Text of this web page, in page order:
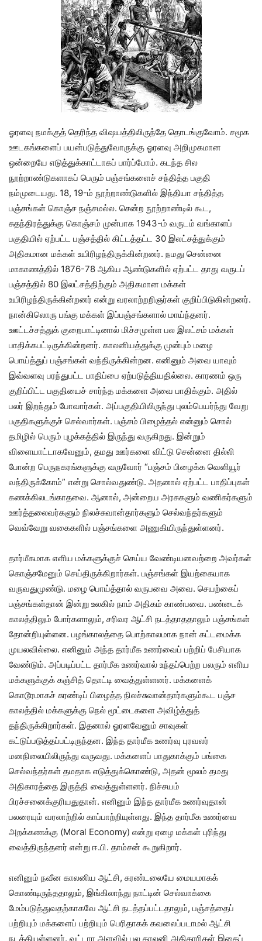
ஓரளவு நமக்குத் தெரிந்த விஷயத்திலிருந்தே தொடங்குவோம். சமூக
ஊடகங்களைப் பயன்படுத்துவோருக்கு ஓரளவு அறிமுகமான
ஒன்றையே எடுத்துக்காட்டாகப் பார்ப்போம். கடந்த சில
நூற்றாண்டுகளாகப் பெரும் பஞ்சங்களைச் சந்தித்த பகுதி
நம்முடையது. 18, 19-ம் நூற்றாண்டுகளில் இந்தியா சந்தித்த
பஞ்சங்கள் கொஞ்ச நஞ்சமல்ல. சென்ற நூற்றாண்டில் கூட,
சுதந்திரத்துக்கு கொஞ்சம் முன்பாக 1943-ம் வருடம் வங்காளப்
பகுதியில் ஏற்பட்ட பஞ்சத்தில் கிட்டத்தட்ட 30 இலட்சத்துக்கும்
அதிகமான மக்கள் உயிரிழந்திருக்கின்றனர். நமது சென்னை
மாகாணத்தில் 1876-78 ஆகிய ஆண்டுகளில் ஏற்பட்ட தாது வருடப்
பஞ்சத்தில் 80 இலட்சத்திற்கும் அதிகமான மக்கள்
உயிரிழந்திருக்கின்றனர் என்று வரலாற்றறிஞர்கள் குறிப்பிடுகின்றனர்.
நான்கிலொரு பங்கு மக்கள் இப்பஞ்சங்களால் மாய்ந்தனர்.
ஊட்டச்சத்துக் குறைபாட்டினால் மிச்சமுள்ள பல இலட்சம் மக்கள்
பாதிக்கபட்டிருக்கின்றனர். காலனியத்துக்கு முன்பும் மழை
பொய்த்துப் பஞ்சங்கள் வந்திருக்கின்றன. எனினும் அவை யாவும்
இவ்வளவு பரந்துபட்ட பாதிப்பை ஏற்படுத்தியதில்லை. காரணம் ஒரு
குறிப்பிட்ட பகுதியைச் சார்ந்த மக்களை அவை பாதிக்கும். அதில்
பலர் இறந்தும் போவார்கள். அப்பகுதியிலிருந்து புலம்பெயர்ந்து வேறு
பகுதிகளுக்குச் செல்வார்கள். பஞ்சம் பிழைத்தல் என்னும் சொல்
தமிழில் பெரும் புழக்கத்தில் இருந்து வருகிறது. இன்றும்
விளையாட்டாகவேனும், தமது ஊர்களை விட்டு சென்னை தில்லி
போன்ற பெருநகரங்களுக்கு வருவோர் “பஞ்சம் பிழைக்க வெளியூர்
வந்திருக்கோம்” என்று சொல்வதுண்டு. அதனால் ஏற்பட்ட பாதிப்புகள்
கணக்கிலடங்காதவை. ஆனால், அன்றைய அரசுகளும் வணிகர்களும்
ஊர்த்தலைவர்களும் நிலச்சுவான்தார்களும் செல்வந்தர்களும்
வெவ்வேறு வகைகளில் பஞ்சங்களை அணுகியிருந்துள்ளனர்.
தார்மீகமாக எளிய மக்களுக்குச் செய்ய வேண்டியனவற்றை அவர்கள்
கொஞ்சமேனும் செய்திருக்கிறார்கள். பஞ்சங்கள் இயற்கையாக
வருவதுமுண்டு. மழை பொய்த்தால் வருபவை அவை. செயற்கைப்
பஞ்சங்கள்தான் இன்று உலகில் நாம் அதிகம் காண்பவை. பண்டைக்
காலத்திலும் போர்களாலும், சரிவர ஆட்சி நடத்தாததாலும் பஞ்சங்கள்
தோன்றியுள்ளன. பழங்காலத்தை பொற்காலமாக நான் கட்டமைக்க
முயலவில்லை. எனினும் அந்த தார்மீக உணர்வைப் பற்றிப் பேசியாக
வேண்டும். அப்படிப்பட்ட தார்மீக உணர்வால் உந்தப்பெற்ற பலரும் எளிய
மக்களுக்குக் கஞ்சித் தொட்டி வைத்துள்ளனர். மக்களைக்
கொடூரமாகச் சுரண்டிப் பிழைத்த நிலச்சுவான்தார்களும்கூட பஞ்ச
காலத்தில் மக்களுக்கு நெல் மூட்டைகளை அவிழ்த்துத்
தந்திருக்கிறார்கள். இதனால் ஓரளவேனும் சாவுகள்
கட்டுப்படுத்தப்பட்டிருந்தன. இந்த தார்மீக உணர்வு புரவலர்
மனநிலையிலிருந்து வருவது. மக்களைப் பாதுகாக்கும் பங்கை
செல்வந்தர்கள் தமதாக எடுத்துக்கொண்டு, அதன் மூலம் தமது
அதிகாரத்தை இருத்தி வைத்துள்ளனர். நிச்சயம்
பிரச்சனைக்குரியதுதான். எனினும் இந்த தார்மீக உணர்வுதான்
பலரையும் வரலாற்றில் காப்பாற்றியுள்ளது. இந்த தார்மீக உணர்வை
அறக்கணக்கு (Moral Economy) என்று ஏழை மக்கள் புரிந்து
வைத்திருந்தனர் என்று ஈ.பி. தாம்சன் கூறுகிறார்.
எனினும் நவீன காலனிய ஆட்சி, சுரண்டலையே மையமாகக்
கொண்டிருந்ததாலும், இங்கிலாந்து நாட்டின் செல்வாக்கை
மேம்படுத்துவதற்காகவே ஆட்சி நடத்தப்பட்டதாலும், பஞ்சத்தைப்
பற்றியும் மக்களைப் பற்றியும் பெரிதாகக் கவலைப்படாமல் ஆட்சி
நடத்தியுள்ளனர். வட்டார அளவில் பல காலனி அதிகாரிகள் இதைப்